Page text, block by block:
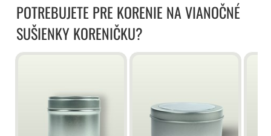
POTREBUJETE PRE KORENIE NA VIANOČNÉ
SUŠIENKY KORENIČKU?